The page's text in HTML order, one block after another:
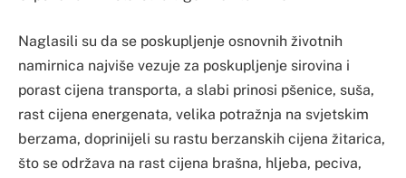
Naglasili su da se poskupljenje osnovnih životnih
namirnica najviše vezuje za poskupljenje sirovina i
porast cijena transporta, a slabi prinosi pšenice, suša,
rast cijena energenata, velika potražnja na svjetskim
berzama, doprinijeli su rastu berzanskih cijena žitarica,
što se održava na rast cijena brašna, hljeba, peciva,